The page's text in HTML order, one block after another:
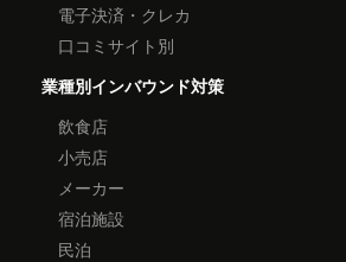
電子決済・クレカ
口コミサイト別
業種別インバウンド対策
飲食店
小売店
メーカー
宿泊施設
民泊